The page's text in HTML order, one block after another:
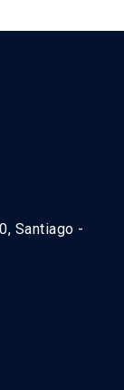
Santiago -